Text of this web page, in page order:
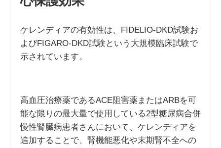
ケレンディアの有効性は、FIDELIO-DKD試験お
よびFIGARO-DKD試験という大規模臨床試験で
示されています。
高血圧治療薬であるACE阻害薬またはARBを可
能な限りの最大量で使用している2型糖尿病合併
慢性腎臓病患者さんにおいて、ケレンディアを
追加することで、腎機能悪化や末期腎不全への